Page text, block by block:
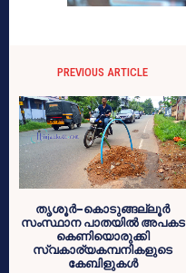
PREVIOUS ARTICLE
തൃശൂര്‍-കൊടുങ്ങല്ലൂര്‍
സംസ്ഥാന പാതയില്‍ അപകട
കെണിയൊരുക്കി
സ്വകാര്യകമ്പനികളുടെ
കേബിളുകള്‍